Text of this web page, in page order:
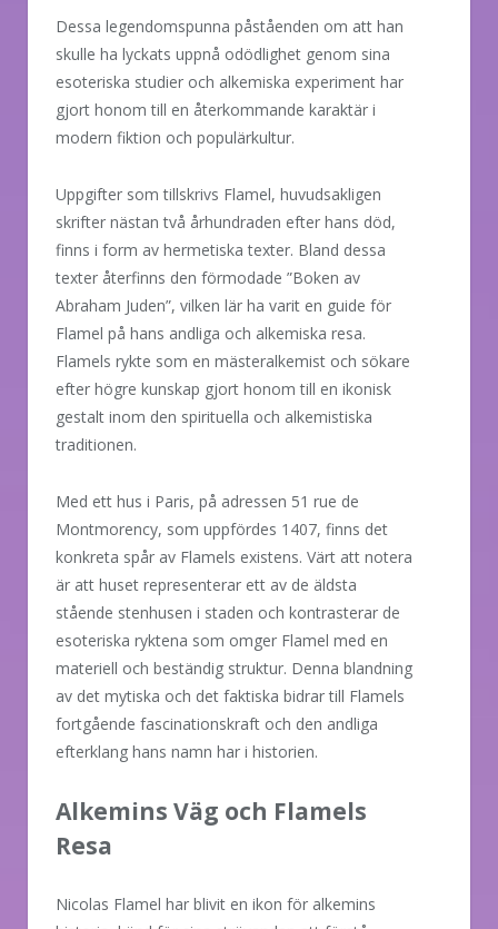
Dessa legendomspunna påståenden om att han
skulle ha lyckats uppnå odödlighet genom sina
esoteriska studier och alkemiska experiment har
gjort honom till en återkommande karaktär i
modern fiktion och populärkultur.
Uppgifter som tillskrivs Flamel, huvudsakligen
skrifter nästan två århundraden efter hans död,
finns i form av hermetiska texter. Bland dessa
texter återfinns den förmodade ”Boken av
Abraham Juden”, vilken lär ha varit en guide för
Flamel på hans andliga och alkemiska resa.
Flamels rykte som en mästeralkemist och sökare
efter högre kunskap gjort honom till en ikonisk
gestalt inom den spirituella och alkemistiska
traditionen.
Med ett hus i Paris, på adressen 51 rue de
Montmorency, som uppfördes 1407, finns det
konkreta spår av Flamels existens. Värt att notera
är att huset representerar ett av de äldsta
stående stenhusen i staden och kontrasterar de
esoteriska ryktena som omger Flamel med en
materiell och beständig struktur. Denna blandning
av det mytiska och det faktiska bidrar till Flamels
fortgående fascinationskraft och den andliga
efterklang hans namn har i historien.
Alkemins Väg och Flamels
Resa
Nicolas Flamel har blivit en ikon för alkemins